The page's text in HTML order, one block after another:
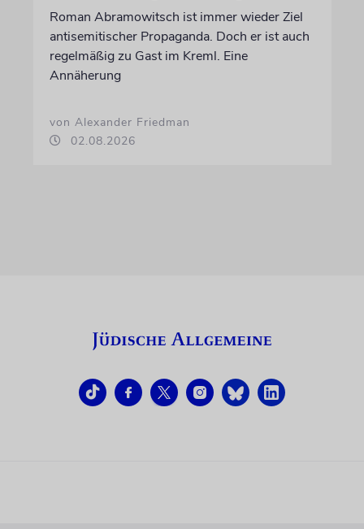
Roman Abramowitsch ist immer wieder Ziel
antisemitischer Propaganda. Doch er ist auch
regelmäßig zu Gast im Kreml. Eine
Annäherung
von Alexander Friedman
02.08.2026